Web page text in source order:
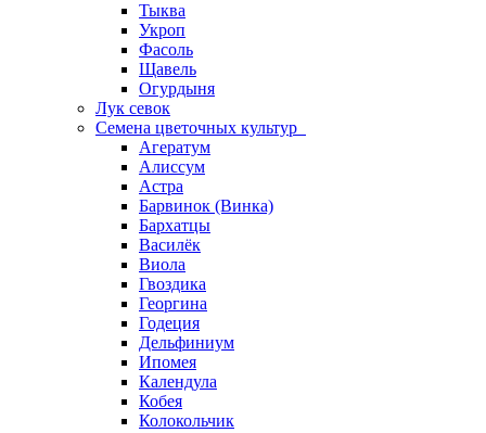
Тыква
Укроп
Фасоль
Щавель
Огурдыня
Лук севок
Семена цветочных культур
Агератум
Алиссум
Астра
Барвинок (Винка)
Бархатцы
Василёк
Виола
Гвоздика
Георгина
Годеция
Дельфиниум
Ипомея
Календула
Кобея
Колокольчик